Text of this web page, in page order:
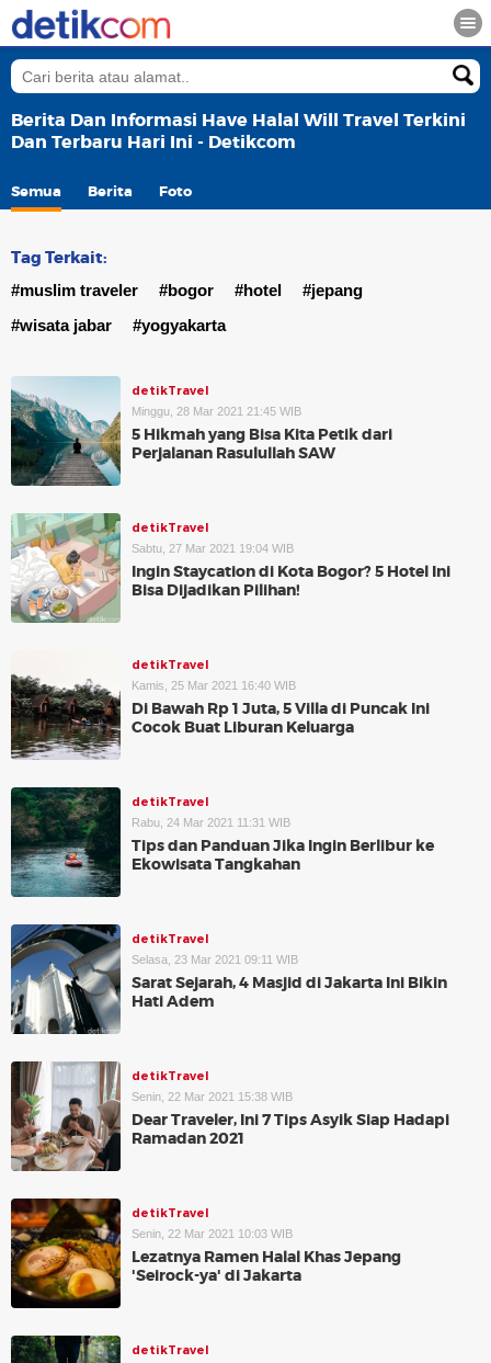
Berita Dan Informasi Have Halal Will Travel Terkini
Dan Terbaru Hari Ini - Detikcom
Semua Berita Foto
Tag Terkait:
#muslim traveler #bogor #hotel
#jepang
#wisata jabar
#yogyakarta
detikTravel
Minggu, 28 Mar 2021 21:45 WIB
5 Hikmah yang Bisa Kita Petik dari
Perjalanan Rasulullah SAW
detikTravel
Sabtu, 27 Mar 2021 19:04 WIB
Ingin Staycation di Kota Bogor? 5 Hotel Ini
Bisa Dijadikan Pilihan!
detikTravel
Kamis, 25 Mar 2021 16:40 WIB
Di Bawah Rp 1 Juta, 5 Villa di Puncak Ini
Cocok Buat Liburan Keluarga
detikTravel
Rabu, 24 Mar 2021 11:31 WIB
Tips dan Panduan Jika Ingin Berlibur ke
Ekowisata Tangkahan
detikTravel
Selasa, 23 Mar 2021 09:11 WIB
Sarat Sejarah, 4 Masjid di Jakarta Ini Bikin
Hati Adem
detikTravel
Senin, 22 Mar 2021 15:38 WIB
Dear Traveler, Ini 7 Tips Asyik Siap Hadapi
Ramadan 2021
detikTravel
Senin, 22 Mar 2021 10:03 WIB
Lezatnya Ramen Halal Khas Jepang
'Seirock-ya' di Jakarta
detikTravel